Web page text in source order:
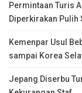
Permintaan Turis
Diperkirakan Pulih
Kemenpar Usul
sampai Korea
Jepang Diserbu